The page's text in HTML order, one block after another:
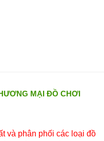
MẠI ĐỒ CHƠI
và phân phối các loại đồ